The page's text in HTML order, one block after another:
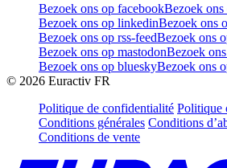
Bezoek ons op facebookBezoek
Bezoek ons op linkedinBezoek ons
Bezoek ons op rss-feedBezoek ons
Bezoek ons op mastodonBezoek
Bezoek ons op blueskyBezoek ons
© 2026 Euractiv FR
Politique de confidentialité Politique
Conditions générales Conditions
Conditions de vente